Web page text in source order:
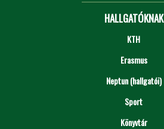
HALLGATÓKNAK
KTH
Erasmus
Neptun (hallgatói)
Sport
Könyvtár